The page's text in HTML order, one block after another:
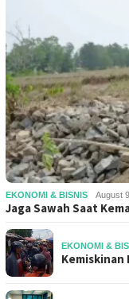
EKONOMI & BISNIS August
Jaga Sawah Saat
EKONOMI &